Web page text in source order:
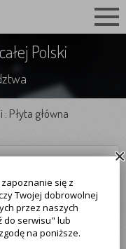
się z
Twojej dobrowolnej
przez naszych
do serwisu" lub
na poniższe.
Polski
Płyta główna
firm i